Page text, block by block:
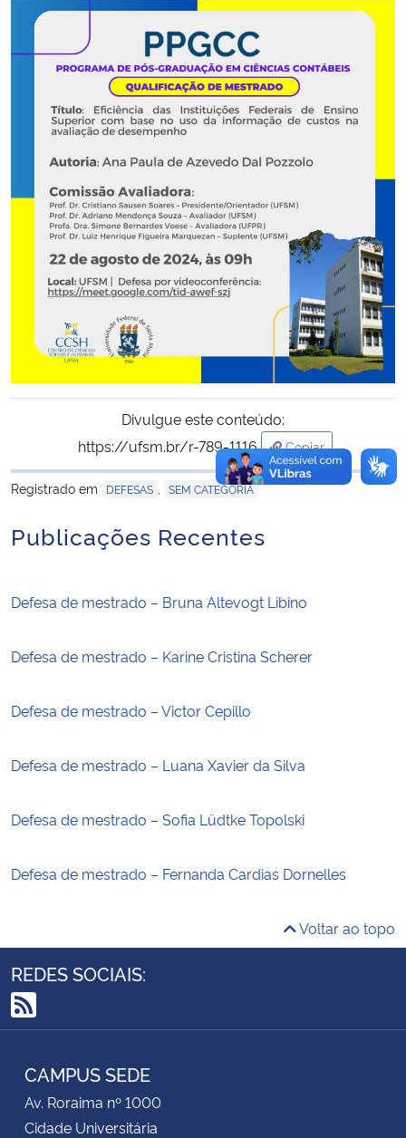
Ministério da Mulher, da Família e dos Direitos Humanos
Secretaria-Geral
Secretaria de Governo
Gabinete de Segurança Institucional
Advocacia-Geral da União
Banco Central do Brasil
Divulgue este conteúdo:
https://ufsm.br/r-789-1116
Copiar
para área de
Registrado em
DEFESAS SEM CATEGORIA
Publicações Recentes
Defesa de mestrado – Bruna Altevogt Libino
Defesa de mestrado – Karine Cristina Scherer
Defesa de mestrado – Victor Cepillo
Defesa de mestrado – Luana Xavier da Silva
Defesa de mestrado – Sofia Lüdtke Topolski
Defesa de mestrado – Fernanda Cardias Dornelles
Voltar ao topo
REDES SOCIAIS:
RSS
CAMPUS SEDE
Av. Roraima nº 1000
Cidade Universitária